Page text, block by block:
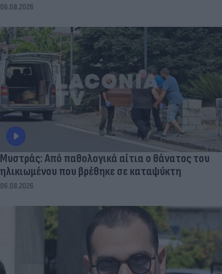
06.08.2026
Μυστράς: Από παθολογικά αίτια ο θάνατος του
ηλικιωμένου που βρέθηκε σε καταψύκτη
06.08.2026